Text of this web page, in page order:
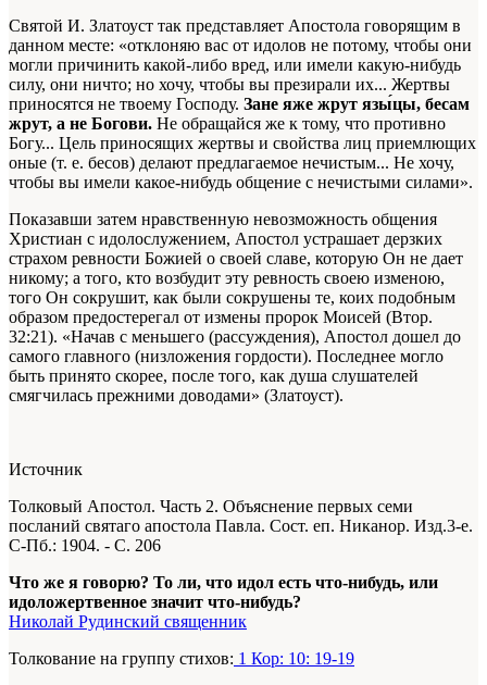
Святой И. Златоуст так представляет Апостола говорящим в
данном месте: «отклоняю вас от идолов не потому, чтобы они
могли причинить какой-либо вред, или имели какую-нибудь
силу, они ничто; но хочу, чтобы вы презирали их... Жертвы
приносятся не твоему Господу. Зане яже жрут язы́цы, бесам
жрут, а не Богови. Не обращайся же к тому, что противно
Богу... Цель приносящих жертвы и свойства лиц приемлющих
оные (т. е. бесов) делают предлагаемое нечистым... Не хочу,
чтобы вы имели какое-нибудь общение с нечистыми силами».
Показавши затем нравственную невозможность общения
Христиан с идолослужением, Апостол устрашает дерзких
страхом ревности Божией о своей славе, которую Он не дает
никому; а того, кто возбудит эту ревность своею изменою,
того Он сокрушит, как были сокрушены те, коих подобным
образом предостерегал от измены пророк Моисей (Втор.
32:21). «Начав с меньшего (рассуждения), Апостол дошел до
самого главного (низложения гордости). Последнее могло
быть принято скорее, после того, как душа слушателей
смягчилась прежними доводами» (Златоуст).
Источник
Толковый Апостол. Часть 2. Объяснение первых семи
посланий святаго апостола Павла. Сост. еп. Никанор. Изд.3-е.
С-Пб.: 1904. - С. 206
Что же я говорю? То ли, что идол есть что-нибудь, или
идоложертвенное значит что-нибудь?
Николай Рудинский священник
Толкование на группу стихов: 1 Кор: 10: 19-19